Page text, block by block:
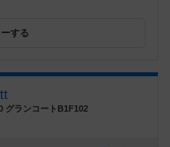
する
グランコートB1F102